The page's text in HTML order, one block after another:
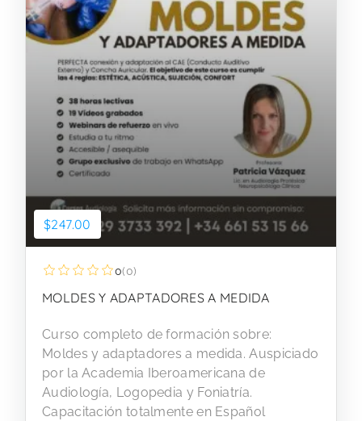
$247.00
0(0)
MOLDES Y ADAPTADORES A MEDIDA
Curso completo de formación sobre:
Moldes y adaptadores a medida. Auspiciado
por la Academia Iberoamericana de
Audiología, Logopedia y Foniatría.
Capacitación totalmente en Español